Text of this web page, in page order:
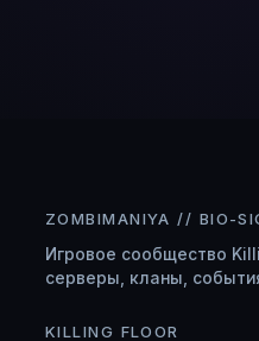
ZOMBIMANIYA // BIO-
Игровое сообщество
серверы, кланы,
KILLING FLOOR